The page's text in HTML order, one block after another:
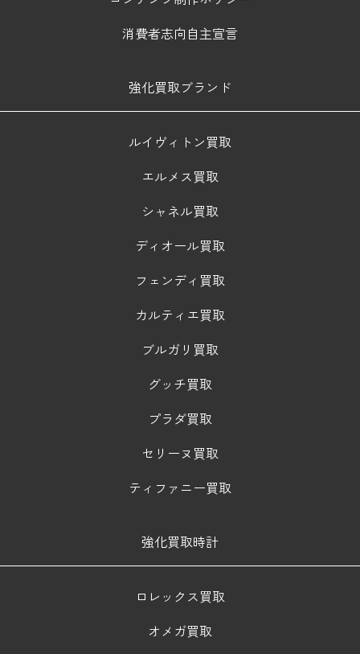
消費者志向自主宣言
強化買取ブランド
ルイヴィトン買取
エルメス買取
シャネル買取
ディオール買取
フェンディ買取
カルティエ買取
ブルガリ買取
グッチ買取
プラダ買取
セリーヌ買取
ティファニー買取
強化買取時計
ロレックス買取
オメガ買取